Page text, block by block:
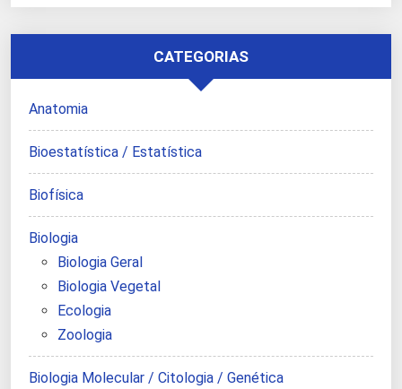
CATEGORIAS
Anatomia
Bioestatística / Estatística
Biofísica
Biologia
Biologia Geral
Biologia Vegetal
Ecologia
Zoologia
Biologia Molecular / Citologia / Genética